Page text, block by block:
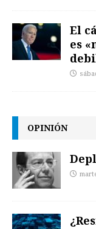
El
es
OPINIÓN